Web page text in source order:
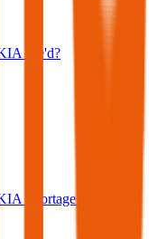
cee'd?
Sportage?